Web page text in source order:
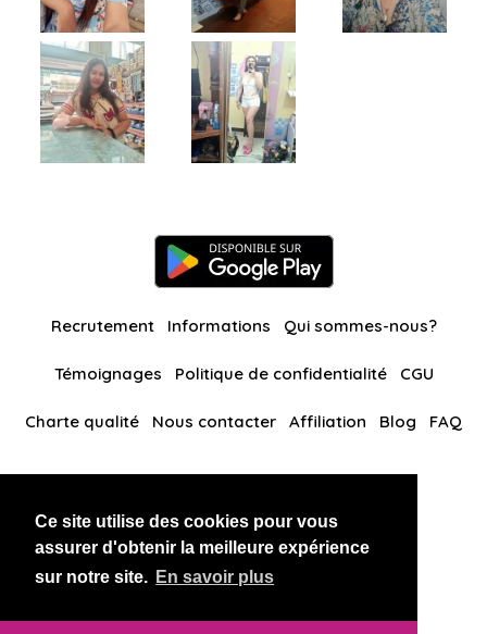
Ce site utilise des cookies pour vous
assurer d'obtenir la meilleure expérience
sur notre site. En savoir plus
Recrutement Informations Qui sommes-nous?
Témoignages Politique de confidentialité CGU
Charte qualité Nous contacter Affiliation Blog FAQ
BlackAndBeauties RussianKisses